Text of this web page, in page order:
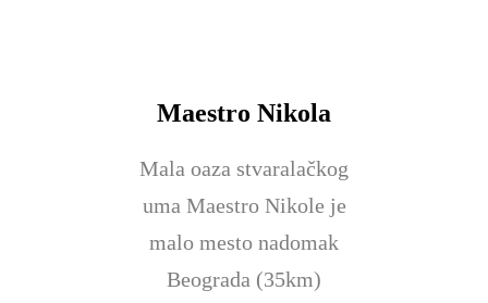
Maestro Nikola
Mala oaza stvaralačkog
uma Maestro Nikole je
malo mesto nadomak
Beograda (35km)